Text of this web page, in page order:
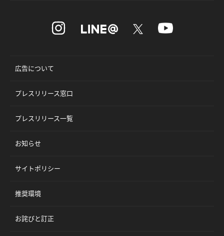
広告について
プレスリリース窓口
プレスリリース一覧
お知らせ
サイトポリシー
推奨環境
お詫びと訂正